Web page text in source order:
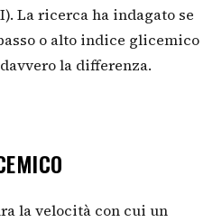
La ricerca ha indagato se
o alto indice glicemico
la differenza.
la velocità con cui un